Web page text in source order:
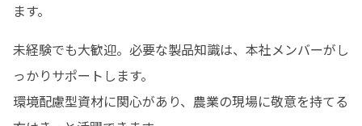
ます。
未経験でも大歓迎。必要な製品知識は、本社メンバーがし
っかりサポートします。
環境配慮型資材に関心があり、農業の現場に敬意を持てる